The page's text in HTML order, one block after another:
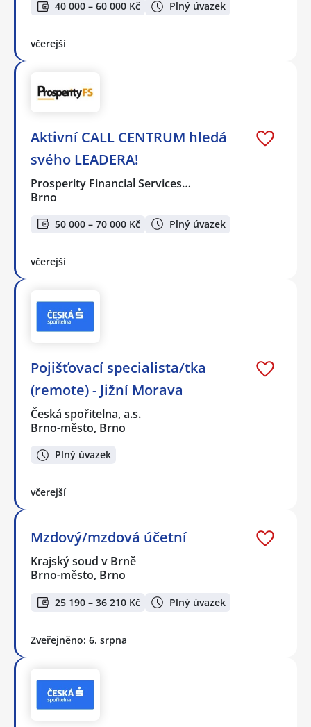
40 000 – 60 000 Kč Plný úvazek
včerejší
Aktivní CALL CENTRUM hledá
svého LEADERA!
Prosperity Financial Services…
Brno
50 000 – 70 000 Kč Plný úvazek
včerejší
Pojišťovací specialista/tka
(remote) - Jižní Morava
Česká spořitelna, a.s.
Brno-město, Brno
Plný úvazek
včerejší
Mzdový/mzdová účetní
Krajský soud v Brně
Brno-město, Brno
25 190 – 36 210 Kč Plný úvazek
Zveřejněno: 6. srpna